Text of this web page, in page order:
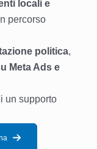
locali e
percorso
politica,
Meta Ads e
un supporto